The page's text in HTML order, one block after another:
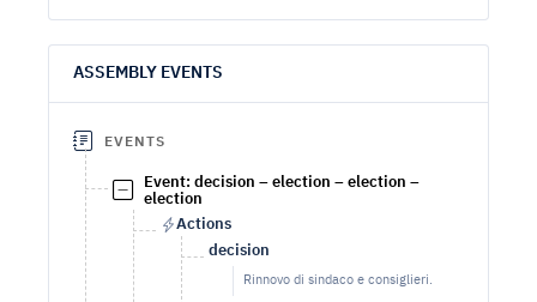
ASSEMBLY EVENTS
EVENTS
Event: decision – election – election –
election
Actions
decision
Rinnovo di sindaco e consiglieri.